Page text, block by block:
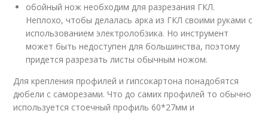
обойный нож необходим для разрезания ГКЛ.
Неплохо, чтобы делалась арка из ГКЛ своими руками с
использованием электролобзика. Но инструмент
может быть недоступен для большинства, поэтому
придется разрезать листы обычным ножом.
Для крепления профилей и гипсокартона понадобятся
дюбели с саморезами. Что до самих профилей то обычно
используется стоечный профиль 60*27мм и